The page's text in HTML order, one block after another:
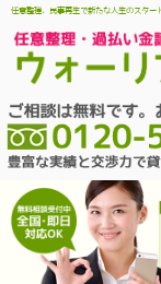
任意整理、民事再生で新たな人生のスター